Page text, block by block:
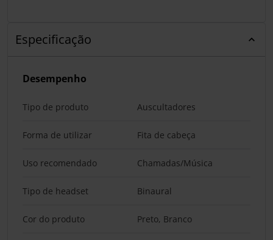
Especificação
Desempenho
Tipo de produto Auscultadores
Forma de utilizar Fita de cabeça
Uso recomendado Chamadas/Música
Tipo de headset Binaural
Cor do produto Preto, Branco